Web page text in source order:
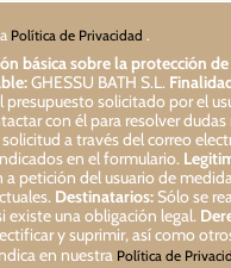
Política de Privacidad .
básica sobre la protección
GHESSU BATH S.L.
presupuesto solicitado por el
con él para resolver dudas
a través del correo
en el formulario.
a petición del usuario de
Destinatarios:Sólo se
existe una obligación legal.
y suprimir, así como
en nuestra Política de